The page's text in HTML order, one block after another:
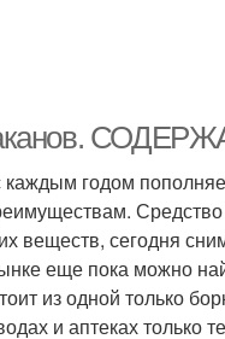
каждым годом
веществ, сегодня
еще пока можно
из одной только
и аптеках только